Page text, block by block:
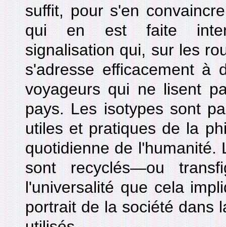
suffit, pour s'en
qui en est faite
signalisation qui, sur les
s'adresse efficacement à
voyageurs qui ne lisent
pays. Les isotypes sont
utiles et pratiques de la
quotidienne de l'humanité.
sont recyclés—ou
l'universalité que cela
portrait de la société dans